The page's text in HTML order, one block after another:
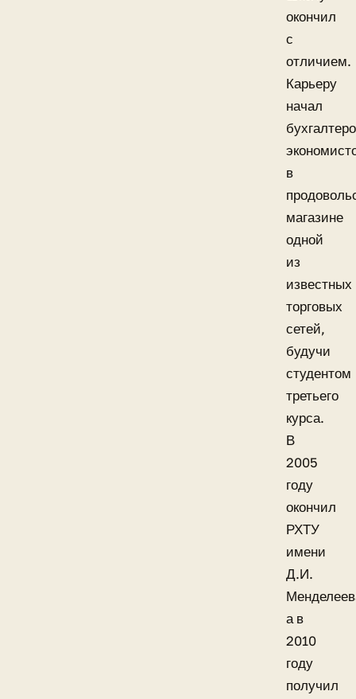
окончил
с
отличием.
Карьеру
начал
в
магазине
одной
из
известных
торговых
сетей,
будучи
студентом
третьего
курса.
В
2005
году
окончил
РХТУ
имени
Д.И.
а в
2010
году
получил